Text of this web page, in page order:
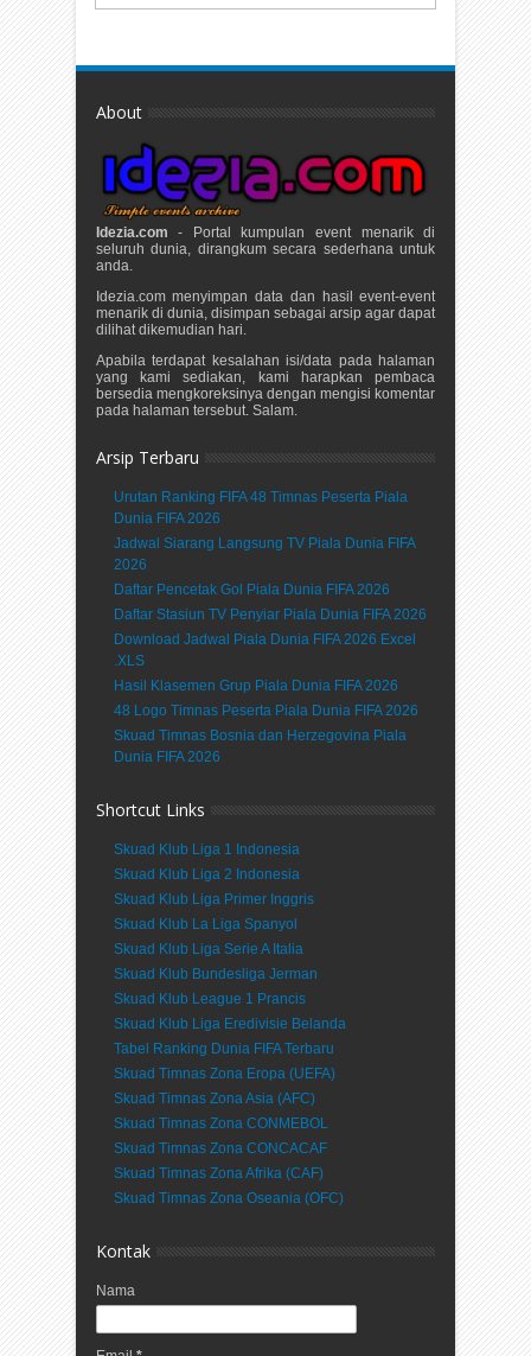
About
Idezia.com - Portal kumpulan event menarik di
seluruh dunia, dirangkum secara sederhana untuk
anda.
Idezia.com menyimpan data dan hasil event-event
menarik di dunia, disimpan sebagai arsip agar dapat
dilihat dikemudian hari.
Apabila terdapat kesalahan isi/data pada halaman
yang kami sediakan, kami harapkan pembaca
bersedia mengkoreksinya dengan mengisi komentar
pada halaman tersebut. Salam.
Arsip Terbaru
Urutan Ranking FIFA 48 Timnas Peserta Piala
Dunia FIFA 2026
Jadwal Siarang Langsung TV Piala Dunia FIFA
2026
Daftar Pencetak Gol Piala Dunia FIFA 2026
Daftar Stasiun TV Penyiar Piala Dunia FIFA 2026
Download Jadwal Piala Dunia FIFA 2026 Excel
.XLS
Hasil Klasemen Grup Piala Dunia FIFA 2026
48 Logo Timnas Peserta Piala Dunia FIFA 2026
Skuad Timnas Bosnia dan Herzegovina Piala
Dunia FIFA 2026
Shortcut Links
Skuad Klub Liga 1 Indonesia
Skuad Klub Liga 2 Indonesia
Skuad Klub Liga Primer Inggris
Skuad Klub La Liga Spanyol
Skuad Klub Liga Serie A Italia
Skuad Klub Bundesliga Jerman
Skuad Klub League 1 Prancis
Skuad Klub Liga Eredivisie Belanda
Tabel Ranking Dunia FIFA Terbaru
Skuad Timnas Zona Eropa (UEFA)
Skuad Timnas Zona Asia (AFC)
Skuad Timnas Zona CONMEBOL
Skuad Timnas Zona CONCACAF
Skuad Timnas Zona Afrika (CAF)
Skuad Timnas Zona Oseania (OFC)
Kontak
Nama